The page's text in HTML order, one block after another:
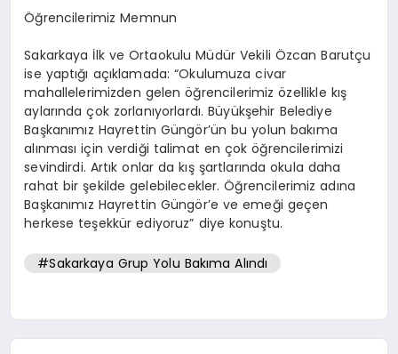
Öğrencilerimiz Memnun
Sakarkaya İlk ve Ortaokulu Müdür Vekili Özcan Barutçu
ise yaptığı açıklamada: “Okulumuza civar
mahallelerimizden gelen öğrencilerimiz özellikle kış
aylarında çok zorlanıyorlardı. Büyükşehir Belediye
Başkanımız Hayrettin Güngör’ün bu yolun bakıma
alınması için verdiği talimat en çok öğrencilerimizi
sevindirdi. Artık onlar da kış şartlarında okula daha
rahat bir şekilde gelebilecekler. Öğrencilerimiz adına
Başkanımız Hayrettin Güngör’e ve emeği geçen
herkese teşekkür ediyoruz” diye konuştu.
#Sakarkaya Grup Yolu Bakıma Alındı